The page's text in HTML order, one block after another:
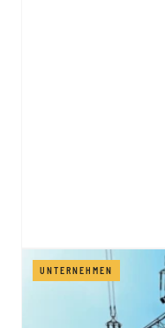
UNTERNEHMEN